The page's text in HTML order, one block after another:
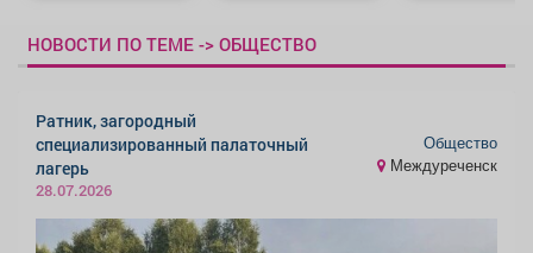
НОВОСТИ ПО ТЕМЕ -> ОБЩЕСТВО
Ратник, загородный
специализированный палаточный
лагерь
28.07.2026
Общество
Междуреченск